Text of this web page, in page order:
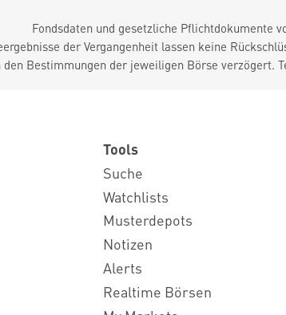
Fondsdaten und gesetzliche Pflichtdokumente
der Vergangenheit lassen keine
Bestimmungen der jeweiligen Börse verzögert.
Tools
Suche
Watchlists
Musterdepots
Notizen
Alerts
Realtime Börsen